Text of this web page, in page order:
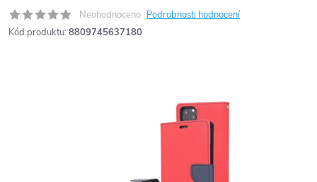
Neohodnoceno Podrobnosti hodnocení
Kód produktu: 8809745637180